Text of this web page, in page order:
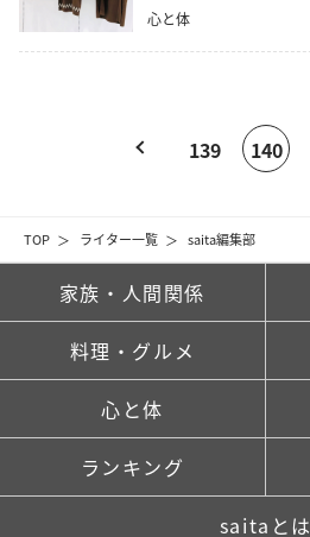
TOP ライター一覧 saita編集部
心と体
139 140
家族・人間関係
料理・グルメ
心と体
ランキング
saitaとは